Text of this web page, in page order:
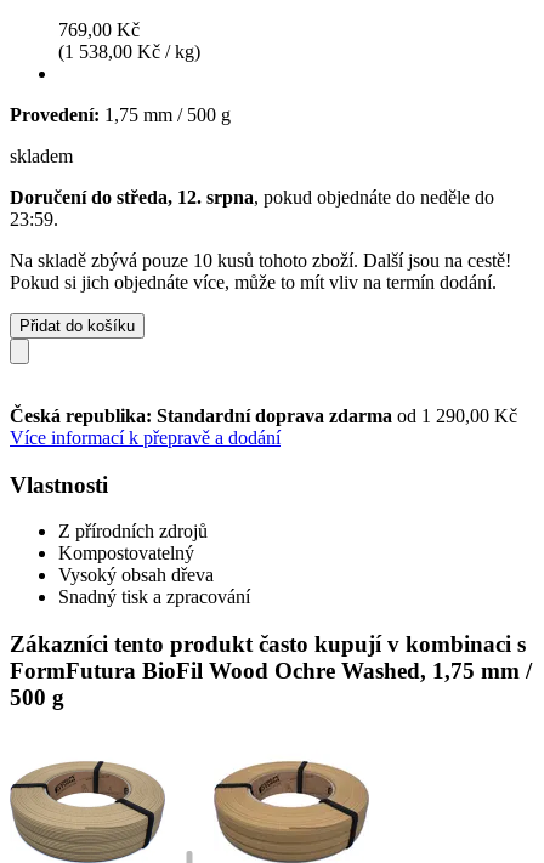
769,00 Kč
(1 538,00 Kč / kg)
Provedení: 1,75 mm / 500 g
skladem
Doručení do středa, 12. srpna, pokud objednáte do neděle do
23:59.
Na skladě zbývá pouze 10 kusů tohoto zboží. Další jsou na cestě!
Pokud si jich objednáte více, může to mít vliv na termín dodání.
Přidat do košíku
Česká republika: Standardní doprava zdarma od 1 290,00 Kč
Více informací k přepravě a dodání
Vlastnosti
Z přírodních zdrojů
Kompostovatelný
Vysoký obsah dřeva
Snadný tisk a zpracování
Zákazníci tento produkt často kupují v kombinaci s
FormFutura BioFil Wood Ochre Washed, 1,75 mm /
500 g